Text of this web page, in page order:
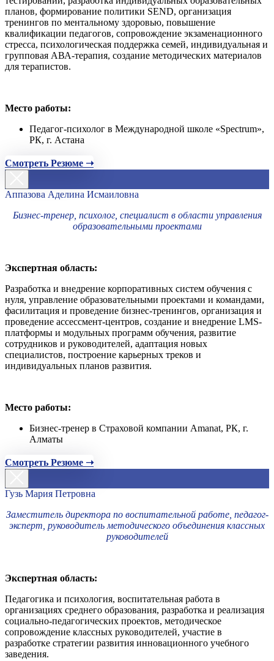
планов, формирование политики SEND, организация
тренингов по ментальному здоровью, повышение
квалификации педагогов, сопровождение экзаменационного
стресса, психологическая поддержка семей, индивидуальная и
групповая АВА-терапия, создание методических материалов
для терапистов.
Место работы:
Педагог-психолог в Международной школе «Spectrum»,
РК, г. Астана
Смотреть Резюме ➝
Аппазова Аделина Исмаиловна
Бизнес-тренер, психолог, специалист в области управления
образовательными проектами
Экспертная область:
Разработка и внедрение корпоративных систем обучения с
нуля, управление образовательными проектами и командами,
фасилитация и проведение бизнес-тренингов, организация и
проведение ассессмент-центров, создание и внедрение LMS-
платформы и модульных программ обучения, развитие
сотрудников и руководителей, адаптация новых
специалистов, построение карьерных треков и
индивидуальных планов развития.
Место работы:
Бизнес-тренер в Страховой компании Amanat, РК, г.
Алматы
Смотреть Резюме ➝
Гузь Мария Петровна
Заместитель директора по воспитательной работе, педагог-
эксперт, руководитель методического объединения классных
руководителей
Экспертная область:
Педагогика и психология, воспитательная работа в
организациях среднего образования, разработка и реализация
социально-педагогических проектов, методическое
сопровождение классных руководителей, участие в
разработке стратегии развития инновационного учебного
заведения.